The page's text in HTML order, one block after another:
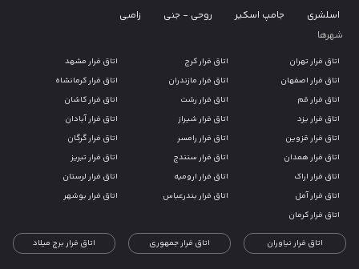
اسلشری
جامپ اسکیر روحی - جنی
زامبی
شهرها
اتاق فرار تهران اتاق فرار کرج
اتاق فرار مشهد
اتاق فرار اصفهان
اتاق فرار مازندران
اتاق فرار کرمانشاه
اتاق فرار قم
اتاق فرار رشت
اتاق فرار کاشان
اتاق فرار یزد
اتاق فرار شیراز
اتاق فرار آبادان
اتاق فرار قزوین
اتاق فرار رامسر
اتاق فرار گرگان
اتاق فرار همدان
اتاق فرار سنندج
اتاق فرار تبریز
اتاق فرار اراک
اتاق فرار ارومیه
اتاق فرار لرستان
اتاق فرار آمل
اتاق فرار بندرعباس
اتاق فرار بوشهر
اتاق فرار کرمان
اتاق فرار نیاوران اتاق فرار جمهوری اتاق فرار برج میلاد